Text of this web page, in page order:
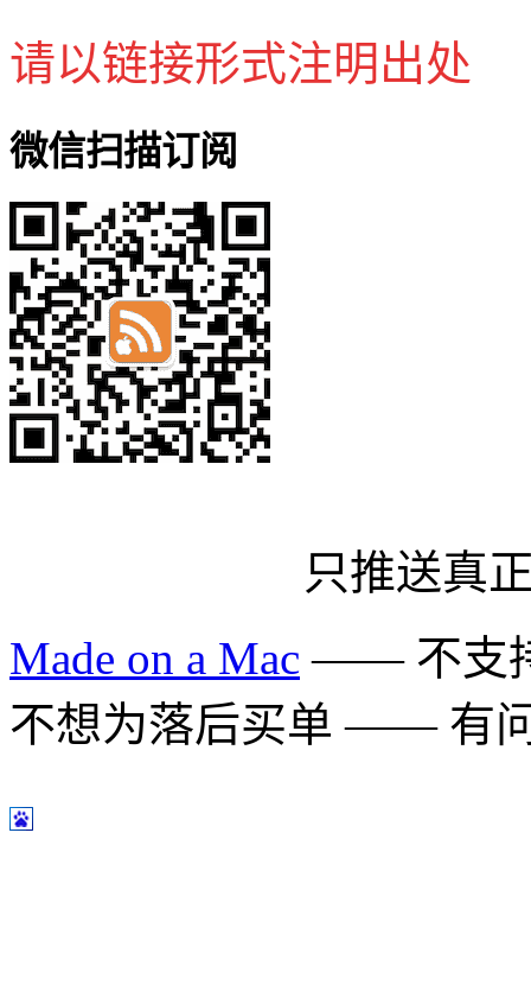
请以链接形式注明出处
微信扫描订阅
只推送真
Made on a Mac —— 不支
不想为落后买单 —— 有